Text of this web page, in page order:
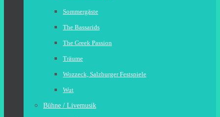
Sommergäste
The Bassarids
The Greek Passion
Träume
Wozzeck, Salzburger Festspiele
Wut
Bühne / Livemusik